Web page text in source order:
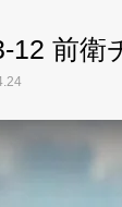
12 前衛